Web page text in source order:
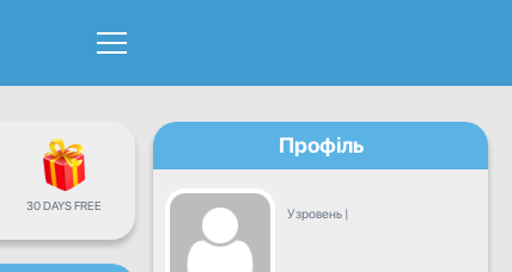
30 DAYS FREE
Профіль
Узровень |